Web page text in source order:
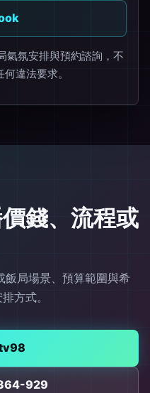
氣氛安排與預約諮詢，不
違法要求。
錢、流程或
飯局場景、預算範圍與希
方式。
929